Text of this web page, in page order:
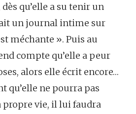
qu’elle a su tenir un
un journal intime sur
méchante ». Puis au
compte qu’elle a peur
alors elle écrit encore…
qu’elle ne pourra pas
propre vie, il lui faudra